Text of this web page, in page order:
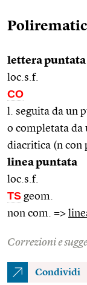
lettera puntata
loc.s.f.
CO
l. seguita da un
o completata da
diacritica (n con
linea puntata
loc.s.f.
TS geom.
non com. =>
Correzioni e
Condividi